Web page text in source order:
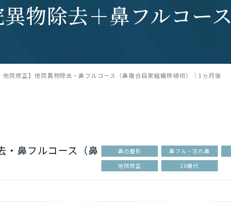
物除去＋鼻フルコース
他院修正】他院異物除去・鼻フルコース（鼻複合自家組織移植術）｜1ヵ月後
・鼻フルコース（鼻
鼻の整形 鼻フル・忘れ鼻
他院修正
20歳代